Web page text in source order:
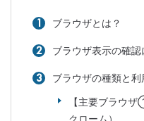
ブラウザとは？
ブラウザ表示の確
ブラウザの種類と利
【主要ブラウ